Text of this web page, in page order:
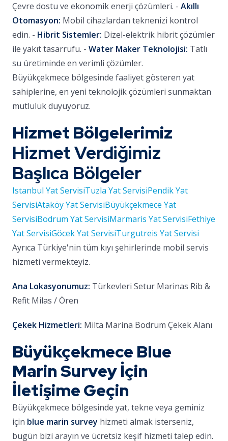
Çevre dostu ve ekonomik enerji çözümleri. - Akıllı
Otomasyon: Mobil cihazlardan teknenizi kontrol
edin. - Hibrit Sistemler: Dizel-elektrik hibrit çözümler
ile yakıt tasarrufu. - Water Maker Teknolojisi: Tatlı
su üretiminde en verimli çözümler.
Büyükçekmece bölgesinde faaliyet gösteren yat
sahiplerine, en yeni teknolojik çözümleri sunmaktan
mutluluk duyuyoruz.
Hizmet Bölgelerimiz
Hizmet Verdiğimiz
Başlıca Bölgeler
Istanbul Yat ServisiTuzla Yat ServisiPendik Yat
ServisiAtaköy Yat ServisiBüyükçekmece Yat
ServisiBodrum Yat ServisiMarmaris Yat ServisiFethiye
Yat ServisiGöcek Yat ServisiTurgutreis Yat Servisi
Ayrıca Türkiye'nin tüm kıyı şehirlerinde mobil servis
hizmeti vermekteyiz.
Ana Lokasyonumuz: Türkevleri Setur Marinas Rib &
Refit Milas / Ören
Çekek Hizmetleri: Milta Marina Bodrum Çekek Alanı
Büyükçekmece Blue
Marin Survey İçin
İletişime Geçin
Büyükçekmece bölgesinde yat, tekne veya geminiz
için blue marin survey hizmeti almak isterseniz,
bugün bizi arayın ve ücretsiz keşif hizmeti talep edin.